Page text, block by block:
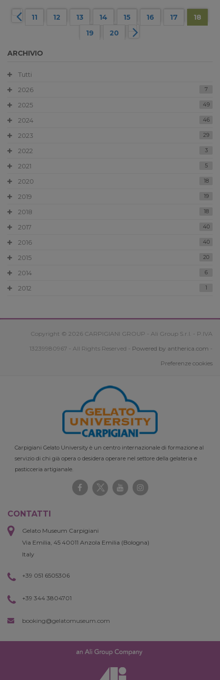
11 12 13 14 15 16 17
18
19
20
ARCHIVIO
Tutti
2026
7
2025 49
2024 46
2023 29
2022 3
2021 5
2020 18
2019 19
2018 18
2017 40
2016 40
2015 20
2014 6
2012 1
Copyright © 2026 CARPIGIANI GROUP - Ali Group S.r.l. - P.IVA
13239980967 - All Rights Reserved - Powered by antherica.com -
Preferenze cookies
Carpigiani Gelato University è un centro internazionale di formazione al
servizio di chi già opera o desidera operare nel settore della gelateria e
pasticceria artigianale.
CONTATTI
Gelato Museum Carpigiani
Via Emilia, 45 40011 Anzola Emilia (Bologna)
Italy
+39 051 6505306
+39 344 3804701
booking@gelatomuseum.com